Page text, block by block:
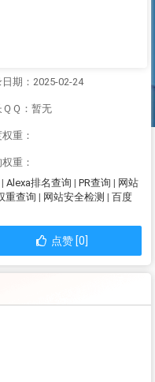
期：2025-02-24
Ｑ：暂无
重：
重：
| Alexa排名查询 | PR查询 | 网站
重查询 | 网站安全检测 | 百度
点赞 [0]